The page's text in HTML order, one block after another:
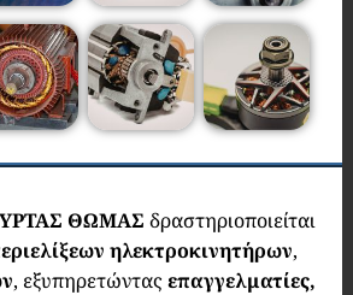
ΘΩΜΑΣ δραστηριοποιείται
ηλεκτροκινητήρων,
, εξυπηρετώντας επαγγελματίες,